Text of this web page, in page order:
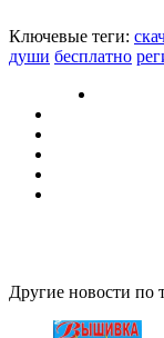
Ключевые теги:
души бесплатно
Другие новости по